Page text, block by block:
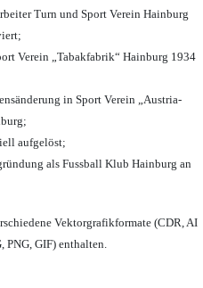
Turn und Sport Verein Hainburg
Verein „Tabakfabrik“ Hainburg 1934
in Sport Verein „Austria-
aufgelöst;
als Fussball Klub Hainburg an
Vektorgrafikformate (CDR, AI
PNG, GIF) enthalten.